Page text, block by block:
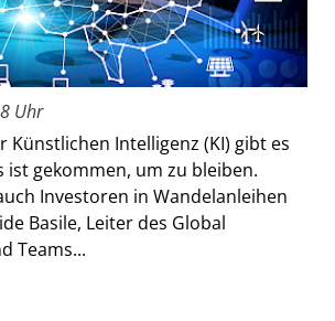
Uhr
Künstlichen Intelligenz (KI) gibt es
ist gekommen, um zu bleiben.
Investoren in Wandelanleihen
Basile, Leiter des Global
Teams...